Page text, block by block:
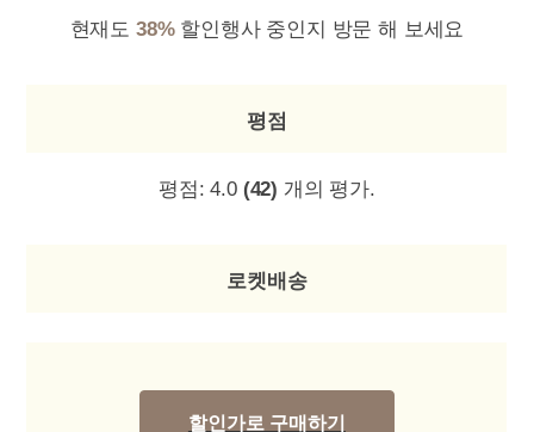
현재도 38%할인행사 중인지 방문 해 보세요
평점
평점:4.0 (42) 개의 평가.
로켓배송
할인가로 구매하기